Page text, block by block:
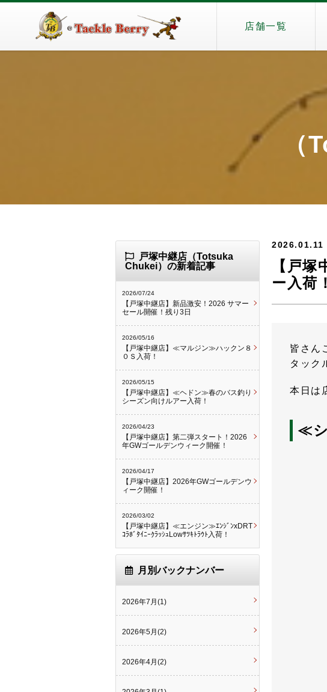
店舗一覧
（
2026.01.11
【戸
ー入荷！
皆さん
タック
本日は
≪シ
戸塚中継店（Totsuka
Chukei）の新着記事
2026/07/24
【戸塚中継店】新品激安！2026 サマー
セール開催！残り3日
2026/05/16
【戸塚中継店】≪マルジン≫ハックン８
０Ｓ入荷！
2026/05/15
【戸塚中継店】≪ヘドン≫春のバス釣り
シーズン向けルアー入荷！
2026/04/23
【戸塚中継店】第二弾スタート！2026
年GWゴールデンウィーク開催！
2026/04/17
【戸塚中継店】2026年GWゴールデンウ
ィーク開催！
2026/03/02
【戸塚中継店】≪エンジン≫ｴﾝｼﾞﾝxDRT
ｺﾗﾎﾞﾀｲﾆｰｸﾗｯｼｭLowｻﾂｷﾄﾗｳﾄ入荷！
月別バックナンバー
2026年7月(1)
2026年5月(2)
2026年4月(2)